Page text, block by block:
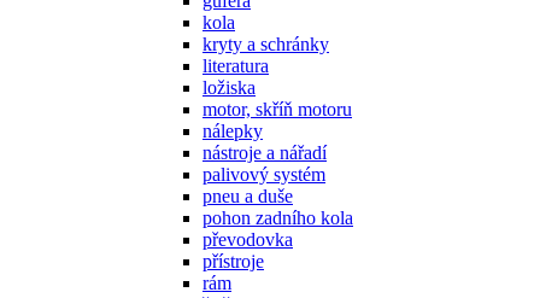
kola
kryty a schránky
literatura
ložiska
motor, skříň motoru
nálepky
nástroje a nářadí
palivový systém
pneu a duše
pohon zadního kola
převodovka
přístroje
rám